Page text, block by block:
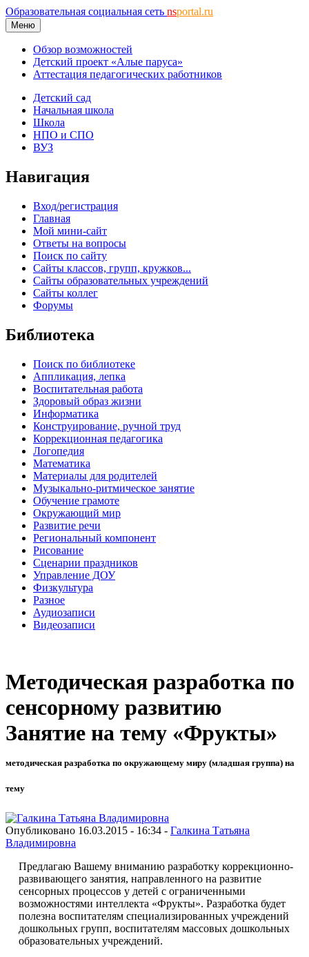
Образовательная социальная сеть nsportal.ru
Меню
Обзор возможностей
Детский проект «Алые паруса»
Аттестация педагогических работников
Детский сад
Начальная школа
Школа
НПО и СПО
ВУЗ
Навигация
Вход/регистрация
Главная
Мой мини-сайт
Ответы на вопросы
Поиск по сайту
Сайты классов, групп, кружков...
Сайты образовательных учреждений
Сайты коллег
Форумы
Библиотека
Поиск по библиотеке
Аппликация, лепка
Воспитательная работа
Здоровый образ жизни
Информатика
Конструирование, ручной труд
Коррекционная педагогика
Логопедия
Математика
Материалы для родителей
Музыкально-ритмическое занятие
Обучение грамоте
Окружающий мир
Развитие речи
Региональный компонент
Рисование
Сценарии праздников
Управление ДОУ
Физкультура
Разное
Аудиозаписи
Видеозаписи
Методическая разработка по
сенсорному развитию
Занятие на тему «Фрукты»
методическая разработка по окружающему миру (младшая группа) на
тему
Опубликовано 16.03.2015 - 16:34 - Галкина Татьяна
Владимировна
Предлагаю Вашему вниманию разработку коррекционно-
развивающего занятия, направленного на развитие
сенсорных процессов у детей с ограниченными
возможностями интеллекта «Фрукты». Разработка будет
полезна воспитателям специализированных учреждений
дошкольных групп, воспитателям массовых дошкольных
образовательных учреждений.